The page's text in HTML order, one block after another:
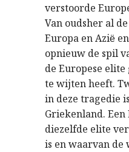
verstoorde
Van oudsher al
Europa en Azië
opnieuw de spil
de Europese
te wijten heeft.
in deze tragedie
Griekenland.
diezelfde elite
is en waarvan de